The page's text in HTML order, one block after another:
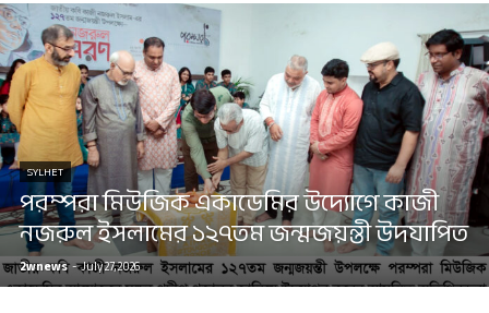
SYLHET
পরম্পরা মিউজিক একাডেমির উদ্যোগে কাজী
নজরুল ইসলামের ১২৭তম জন্মজয়ন্তী উদযাপিত
2wnews-July 27, 2026